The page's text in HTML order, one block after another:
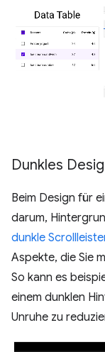
Dunkles
Beim Design für
darum,
dunkle
Aspekte, die Sie
So kann es
einem dunklen
Unruhe zu